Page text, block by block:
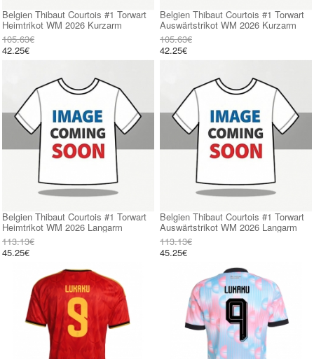
Belgien Thibaut Courtois #1 Torwart
Heimtrikot WM 2026 Kurzarm
105.63€
42.25€
Belgien Thibaut Courtois #1 Torwart
Auswärtstrikot WM 2026 Kurzarm
105.63€
42.25€
Belgien Thibaut Courtois #1 Torwart
Heimtrikot WM 2026 Langarm
113.13€
45.25€
Belgien Thibaut Courtois #1 Torwart
Auswärtstrikot WM 2026 Langarm
113.13€
45.25€